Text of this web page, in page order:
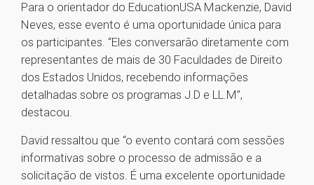
Para o orientador do EducationUSA Mackenzie, David
Neves, esse evento é uma oportunidade única para
os participantes. “Eles conversarão diretamente com
representantes de mais de 30 Faculdades de Direito
dos Estados Unidos, recebendo informações
detalhadas sobre os programas J.D e LL.M”,
destacou.
David ressaltou que “o evento contará com sessões
informativas sobre o processo de admissão e a
solicitação de vistos. É uma excelente oportunidade